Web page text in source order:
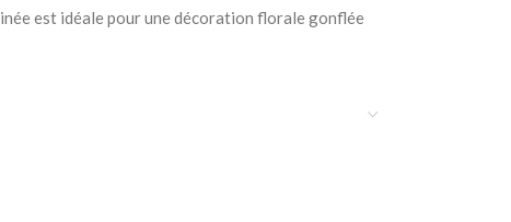
est idéale pour une décoration florale gonflée